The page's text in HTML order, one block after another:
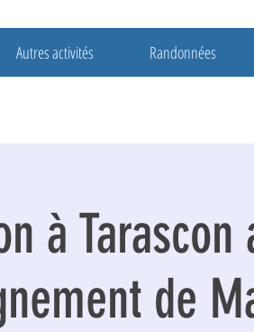
Autres activités Randonnées
à Tarascon
de